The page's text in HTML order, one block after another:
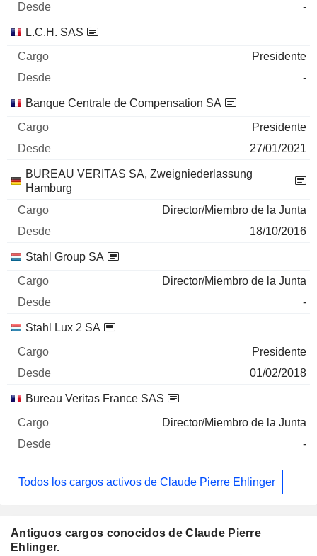
-
L.C.H. SAS
Presidente
-
Banque Centrale de Compensation SA
Presidente
27/01/2021
BUREAU VERITAS SA, Zweigniederlassung
Hamburg
Director/Miembro de la Junta
18/10/2016
Stahl Group SA
Director/Miembro de la Junta
-
Stahl Lux 2 SA
Presidente
01/02/2018
Bureau Veritas France SAS
Director/Miembro de la Junta
-
Todos los cargos activos de Claude Pierre Ehlinger
Antiguos cargos conocidos de Claude Pierre
Ehlinger.